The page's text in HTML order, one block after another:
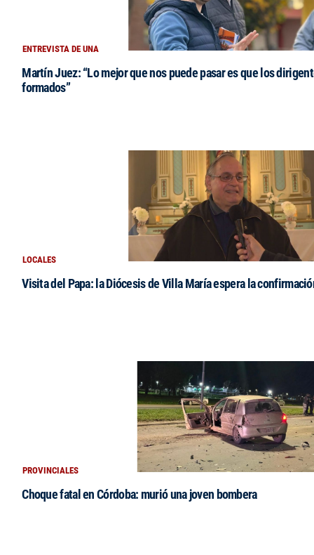
ENTREVISTA DE UNA
Martín Juez: “Lo mejor que nos puede pasar es que los
formados”
LOCALES
Visita del Papa: la Diócesis de Villa María espera la
PROVINCIALES
Choque fatal en Córdoba: murió una joven bombera